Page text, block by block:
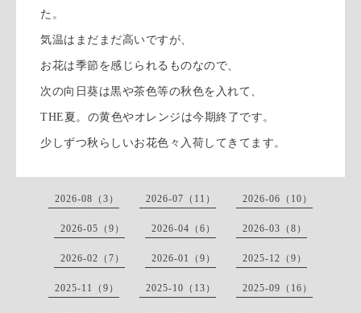
た。
気温はまだまだ高いですが、
お花は季節を感じられるものなので、
次の向日葵は黒や茶色等の秋色を入れて、
THE夏。の黄色やオレンジは今期終了です。
少しずつ秋らしいお花色々入荷してきてます。
2026-08（3） 2026-07（11） 2026-06（10）
2026-05（9） 2026-04（6） 2026-03（8）
2026-02（7） 2026-01（9） 2025-12（9）
2025-11（9） 2025-10（13） 2025-09（16）